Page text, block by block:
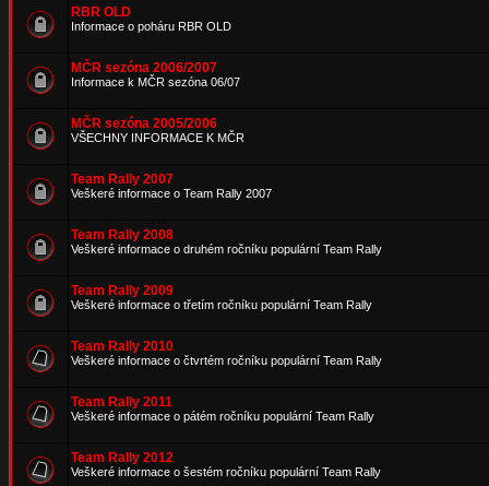
RBR OLD
Informace o poháru RBR OLD
MČR sezóna 2006/2007
Informace k MČR sezóna 06/07
MČR sezóna 2005/2006
VŠECHNY INFORMACE K MČR
Team Rally 2007
Veškeré informace o Team Rally 2007
Team Rally 2008
Veškeré informace o druhém ročníku populární Team Rally
Team Rally 2009
Veškeré informace o třetím ročníku populární Team Rally
Team Rally 2010
Veškeré informace o čtvrtém ročníku populární Team Rally
Team Rally 2011
Veškeré informace o pátém ročníku populární Team Rally
Team Rally 2012
Veškeré informace o šestém ročníku populární Team Rally